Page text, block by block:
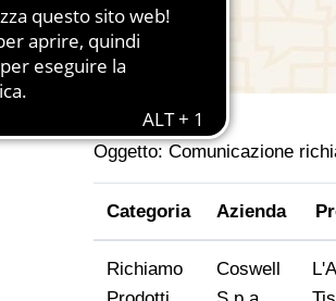
Oggetto: Comunicazione
Categoria Azienda
Richiamo
Coswell